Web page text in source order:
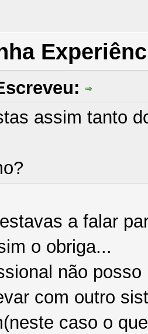
assim tanto
a falar
o obriga...
não
com outro
caso o